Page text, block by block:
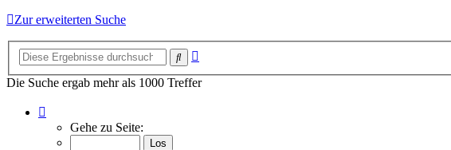
Zur erweiterten Suche
Suche
Die Suche ergab mehr als 1000 Treffer
von
Gehe zu Seite: